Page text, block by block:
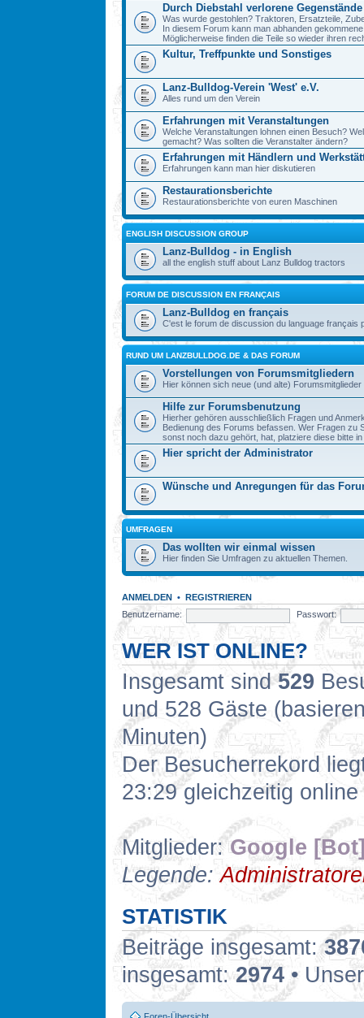
Durch Diebstahl verlorene Gegenstände
Was wurde gestohlen? Traktoren, Ersatzteile,
In diesem Forum kann man abhanden
Möglicherweise finden die Teile so wieder ihren
Kultur, Treffpunkte und Sonstiges
Lanz-Bulldog-Verein 'West' e.V.
Alles rund um den Verein
Erfahrungen mit Veranstaltungen
Welche Veranstaltungen lohnen einen Besuch?
gemacht? Was sollten die Veranstalter ändern?
Erfahrungen mit Händlern und
Erfahrungen kann man hier diskutieren
Restaurationsberichte
Restaurationsberichte von euren Maschinen
ENGLISH DISCUSSION GROUP
Lanz-Bulldog - in English
all the english stuff about Lanz Bulldog tractors
FORUM DE DISCUSSION EN FRANÇAIS
Lanz-Bulldog en français
C'est le forum de discussion du language français
RUND UM LANZBULLDOG.DE & DAS FORUM
Vorstellungen von Forumsmitgliedern
Hier können sich neue (und alte)
Hilfe zur Forumsbenutzung
Hierher gehören ausschließlich Fragen und
Bedienung des Forums befassen. Wer Fragen zu
sonst noch dazu gehört, hat, platziere diese bitte
Hier spricht der Administrator
Wünsche und Anregungen für das
UMFRAGEN
Das wollten wir einmal wissen
Hier finden Sie Umfragen zu aktuellen Themen.
ANMELDEN • REGISTRIEREN
Benutzername:
Passwort:
WER IST ONLINE?
Insgesamt sind529
und 528 Gäste
Minuten)
Der Besucherrekord
23:29 gleichzeitig
Mitglieder:Google
Legende:
STATISTIK
Beiträge insgesamt:
insgesamt:2974 •